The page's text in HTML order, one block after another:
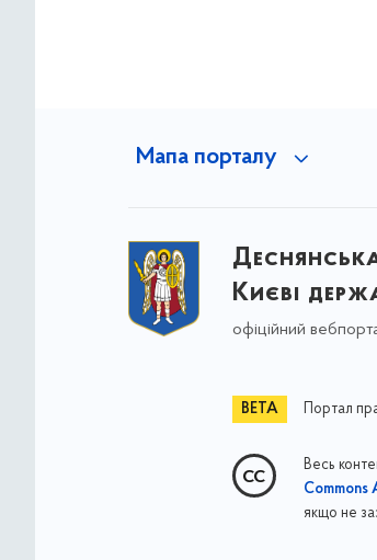
Мапа порталу
Києві
офіційний
Портал
Весь
якщо не